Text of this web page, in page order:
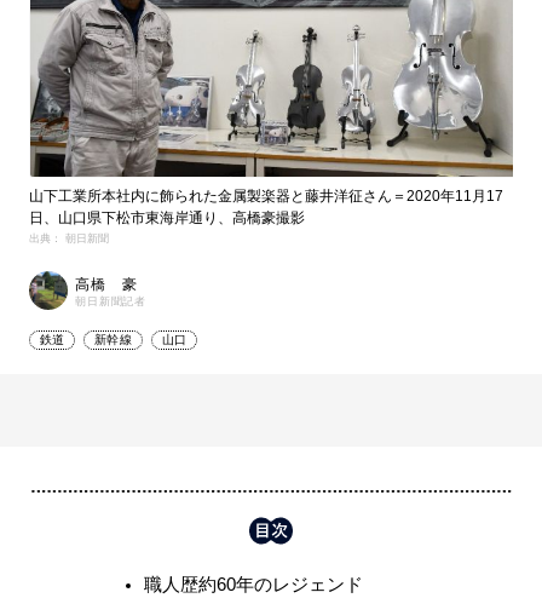
山下工業所本社内に飾られた金属製楽器と藤井洋征さん＝2020年11月17
日、山口県下松市東海岸通り、高橋豪撮影
出典： 朝日新聞
高橋 豪
朝日新聞記者
鉄道 新幹線 山口
職人歴約60年のレジェンド